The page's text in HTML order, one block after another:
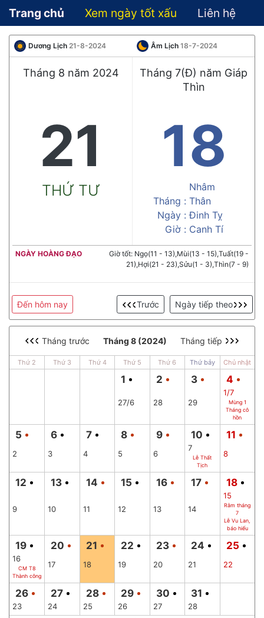
Trang chủ Xem ngày tốt xấu Liên hệ
Dương Lịch 21-8-2024 Âm Lịch 18-7-2024
Tháng 8 năm 2024
Tháng 7(Đ) năm Giáp
Thìn
21
THỨ TƯ
18
Tháng :
Nhâm
Thân
Ngày : Đinh Tỵ
Giờ : Canh Tí
NGÀY HOÀNG ĐẠO
Giờ tốt: Ngọ(11 - 13),Mùi(13 - 15),Tuất(19 -
21),Hợi(21 - 23),Sửu(1 - 3),Thìn(7 - 9)
Đến hôm nay Ngày tiếp theo
Trước
Tháng trước Tháng 8 (2024) Tháng tiếp
Thứ 2 Thứ 3 Thứ 4 Thứ 5 Thứ 6 Thứ bảy Chủ nhật
1
27/6
2
28
3
29
4
1/7
Mùng 1
Tháng cô
hồn
5
2
6
3
7
4
8
5
9
6
10
7
Lễ Thất
Tịch
11
8
12
9
13
10
14
11
15
12
16
13
17
14
18
15
Rằm tháng
7
Lễ Vu Lan,
báo hiếu
19
16
CM T8
Thành công
20
17
21
18
22
19
23
20
24
21
25
22
26
23
27
24
28
25
29
26
30
27
31
28